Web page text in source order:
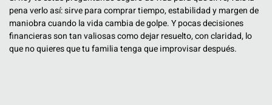
pena verlo así: sirve para comprar tiempo, estabilidad y margen de
maniobra cuando la vida cambia de golpe. Y pocas decisiones
financieras son tan valiosas como dejar resuelto, con claridad, lo
que no quieres que tu familia tenga que improvisar después.